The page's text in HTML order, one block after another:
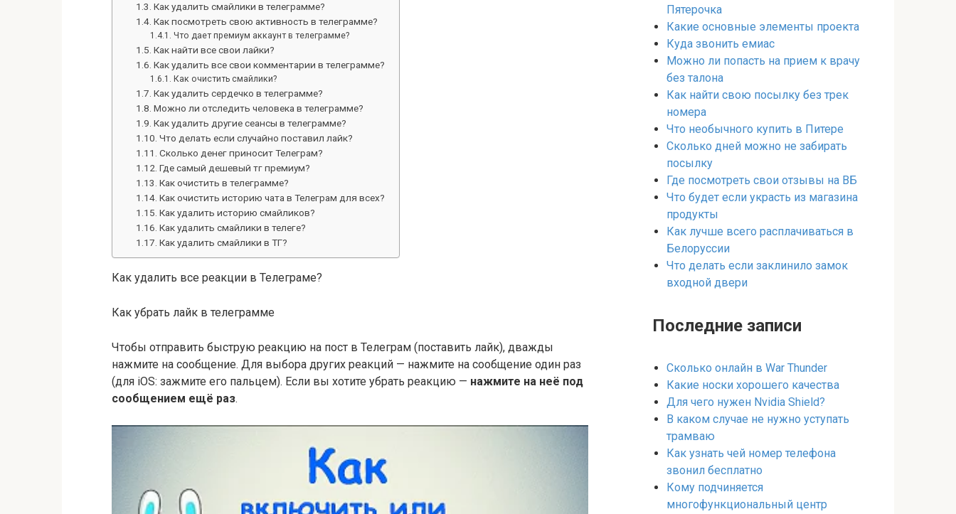
Как удалить смайлики в телеграмме?
Как посмотреть свою активность в телеграмме?
Что дает премиум аккаунт в телеграмме?
Как найти все свои лайки?
Как удалить все свои комментарии в телеграмме?
Как очистить смайлики?
Как удалить сердечко в телеграмме?
Можно ли отследить человека в телеграмме?
Как удалить другие сеансы в телеграмме?
Что делать если случайно поставил лайк?
Сколько денег приносит Телеграм?
Где самый дешевый тг премиум?
Как очистить в телеграмме?
Как очистить историю чата в Телеграм для всех?
Как удалить историю смайликов?
Как удалить смайлики в телеге?
Как удалить смайлики в ТГ?
Как удалить все реакции в Телеграме?
Как убрать лайк в телеграмме
Чтобы отправить быструю реакцию на пост в Телеграм (поставить лайк), дважды
нажмите на сообщение. Для выбора других реакций — нажмите на сообщение один раз
(для iOS: зажмите его пальцем). Если вы хотите убрать реакцию — нажмите на неё под
сообщением ещё раз.
Пятерочка
Какие основные элементы проекта
Куда звонить емиас
Можно ли попасть на прием к врачу
без талона
Как найти свою посылку без трек
номера
Что необычного купить в Питере
Сколько дней можно не забирать
посылку
Где посмотреть свои отзывы на ВБ
Что будет если украсть из магазина
продукты
Как лучше всего расплачиваться в
Белоруссии
Что делать если заклинило замок
входной двери
Последние записи
Сколько онлайн в War Thunder
Какие носки хорошего качества
Для чего нужен Nvidia Shield?
В каком случае не нужно уступать
трамваю
Как узнать чей номер телефона
звонил бесплатно
Кому подчиняется
многофункциональный центр